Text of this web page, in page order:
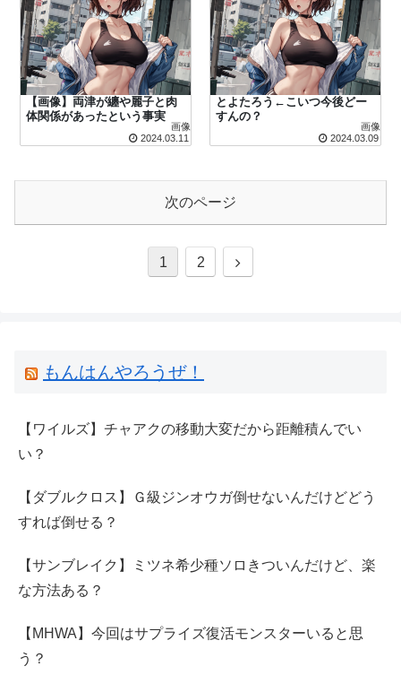
【画像】両津が纏や麗子と肉
体関係があったという事実
画像
2024.03.11
とよたろう←こいつ今後どー
すんの？
画像
2024.03.09
次のページ
1 2
次
もんはんやろうぜ！
【ワイルズ】チャアクの移動大変だから距離積んでい
い？
【ダブルクロス】Ｇ級ジンオウガ倒せないんだけどどう
すれば倒せる？
【サンブレイク】ミツネ希少種ソロきついんだけど、楽
な方法ある？
【MHWA】今回はサプライズ復活モンスターいると思
う？